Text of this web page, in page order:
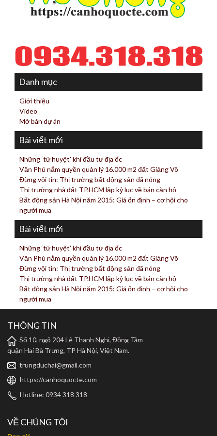
Danh mục
Giới thiệu
Video
Mở bán dự án
Bài viết mới
Những ‘tử huyệt’ khi đầu tư địa ốc
Văn Phú nắm quyền quản lý 16.000 m2 đất Giảng Võ
Đừng vội tin: Thị trường bất động sản đã nóng
Thị trường nhà đất TP.HCM lập kỷ lục về bán căn hộ
Bất động sản Hà Nội năm 2015: Giá ổn định – cơ hội cho
người mua
Bài viết mới
Những ‘tử huyệt’ khi đầu tư địa ốc
Văn Phú nắm quyền quản lý 16.000 m2 đất Giảng Võ
Đừng vội tin: Thị trường bất động sản đã nóng
Thị trường nhà đất TP.HCM lập kỷ lục về bán căn hộ
Bất động sản Hà Nội năm 2015: Giá ổn định – cơ hội cho
người mua
THÔNG TIN
Số 10, ngõ 204 Lê Thanh Nghị, Đồng Tâm
quận Hai Bà Trưng, TP Hà Nội, Việt Nam.
trungduchai@gmail.com
https://canhoquocte.com
Hotline: 0934 318 318
VỀ CHÚNG TÔI